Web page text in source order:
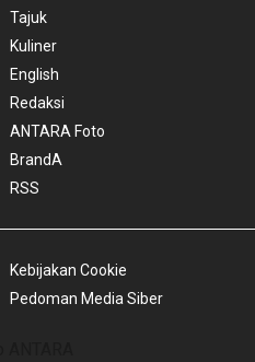
Tajuk
Kuliner
English
Redaksi
ANTARA Foto
BrandA
RSS
Kebijakan Cookie
Pedoman Media Siber